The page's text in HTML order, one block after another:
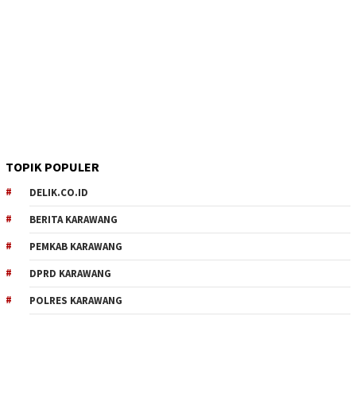
TOPIK POPULER
DELIK.CO.ID
BERITA KARAWANG
PEMKAB KARAWANG
DPRD KARAWANG
POLRES KARAWANG